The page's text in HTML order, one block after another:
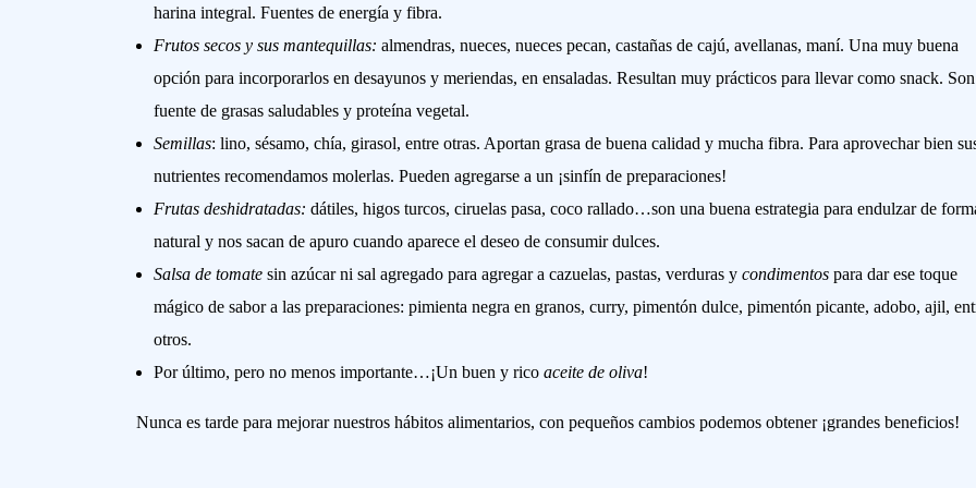
harina integral. Fuentes de energía y fibra.
Frutos secos y sus mantequillas: almendras, nueces, nueces pecan, castañas de cajú, avellanas, maní. Una muy buena
opción para incorporarlos en desayunos y meriendas, en ensaladas. Resultan muy prácticos para llevar como snack. Son
fuente de grasas saludables y proteína vegetal.
Semillas: lino, sésamo, chía, girasol, entre otras. Aportan grasa de buena calidad y mucha fibra. Para aprovechar bien
nutrientes recomendamos molerlas. Pueden agregarse a un ¡sinfín de preparaciones!
Frutas deshidratadas: dátiles, higos turcos, ciruelas pasa, coco rallado…son una buena estrategia para endulzar de
natural y nos sacan de apuro cuando aparece el deseo de consumir dulces.
Salsa de tomate sin azúcar ni sal agregado para agregar a cazuelas, pastas, verduras y condimentospara dar ese toque
mágico de sabor a las preparaciones: pimienta negra en granos, curry, pimentón dulce, pimentón picante, adobo, ajil,
otros.
Por último, pero no menos importante…¡Un buen y rico aceite de oliva!
Nunca es tarde para mejorar nuestros hábitos alimentarios, con pequeños cambios podemos obtener ¡grandes beneficios!